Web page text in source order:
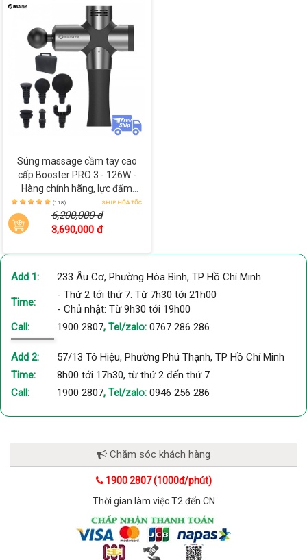
Hoạt động êm ái với độ ồn
Động cơ mạnh mẽ nhưng máy hoạt động vô cùng êm ái với
ộ ồn thấp ở mức 55db, yên tĩnh hơn nhiều so với các loại
súng massage khác trên thị trường. Nhờ đó bạn bạn có thể
sử dụng sản phẩm ở nhà hay phòng tập mà không sợ ảnh
hưởng đến người xung quanh.
Có vali đựng phụ kiện tiện lợi
Máy massage gun giảm căng cơ Nhật Bản Nikio NK-171 được
trang bị vali đựng sản phẩm và phụ kiện gọn gàng. Nhờ đó mà
bạn có thể mang theo bộ sản phẩm một cách dễ dàng tiện
Súng massage cầm tay cao
cấp Booster PRO 3 - 126W -
Hàng chính hãng, lực đấm
mạnh
(118) SHIP HỎA TỐC
6,200,000 đ
3,690,000 đ
Add 1: 233 Âu Cơ, Phường Hòa Bình, TP Hồ Chí Minh
Time:
- Thứ 2 tới thứ 7: Từ 7h30 tới 21h00
- Chủ nhật: Từ 9h30 tới 19h00
Call:
1900 2807, Tel/zalo: 0767 286 286
Add 2:
57/13 Tô Hiệu, Phường Phú Thạnh, TP Hồ Chí Minh
Time:
8h00 tới 17h30, từ thứ 2 đến thứ 7
Call:
1900 2807, Tel/zalo: 0946 256 286
Chăm sóc khách hàng
1900 2807 (1000đ/phút)
Thời gian làm việc T2 đến CN